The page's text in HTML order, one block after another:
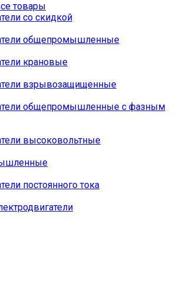
товары
со скидкой
общепромышленные
крановые
взрывозащищенные
общепромышленные с фазным
высоковольтные
постоянного тока